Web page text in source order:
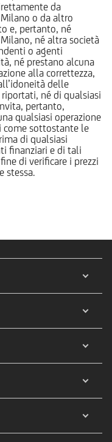
da
o da altro
e, pertanto, né
né altra società
o agenti
né prestano alcuna
alla correttezza,
delle
né di qualsiasi
pertanto,
qualsiasi operazione
come sottostante le
di qualsiasi
finanziari e di tali
di verificare i prezzi
stessa.